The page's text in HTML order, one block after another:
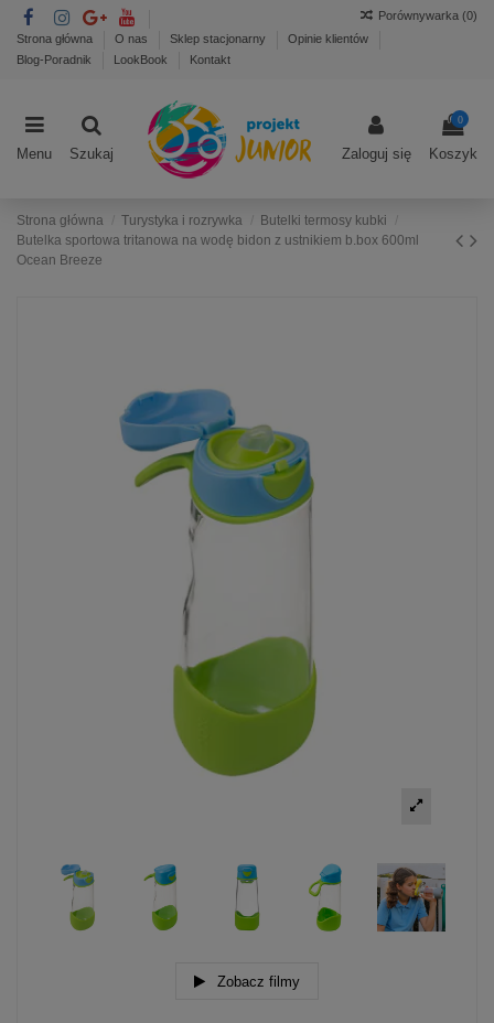
Strona główna O nas Sklep stacjonarny
Opinie klientów
Blog-Poradnik
LookBook Kontakt
Porównywarka (0)
Menu Szukaj Zaloguj się
0
Koszyk
Strona główna Turystyka i rozrywka
Butelki termosy kubki
Butelka sportowa tritanowa na wodę bidon z ustnikiem b.box 600ml
Ocean Breeze
Zobacz filmy